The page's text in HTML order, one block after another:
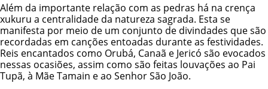
Além da importante relação com as pedras há na crença
xukuru a centralidade da natureza sagrada. Esta se
manifesta por meio de um conjunto de divindades que são
recordadas em canções entoadas durante as festividades.
Reis encantados como Orubá, Canaã e Jericó são evocados
nessas ocasiões, assim como são feitas louvações ao Pai
Tupã, à Mãe Tamain e ao Senhor São João.